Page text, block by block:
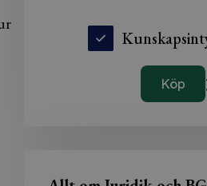
Köp